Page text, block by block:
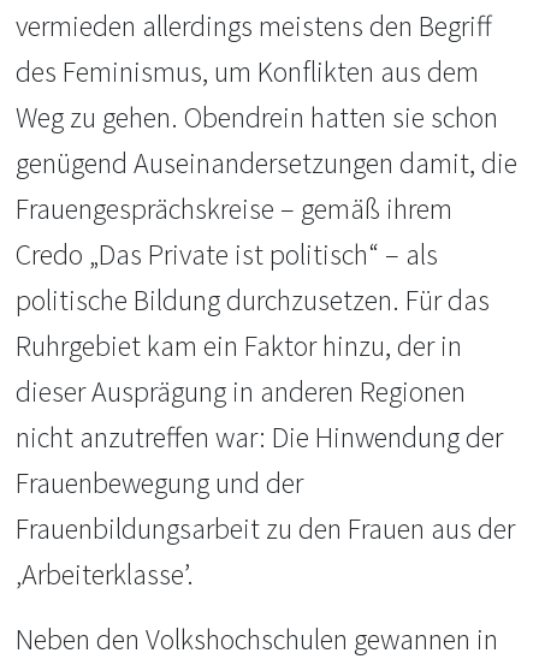
vermieden allerdings meistens den Begriff
des Feminismus, um Konflikten aus dem
Weg zu gehen. Obendrein hatten sie schon
genügend Auseinandersetzungen damit, die
Frauengesprächskreise – gemäß ihrem
Credo „Das Private ist politisch“ – als
politische Bildung durchzusetzen. Für das
Ruhrgebiet kam ein Faktor hinzu, der in
dieser Ausprägung in anderen Regionen
nicht anzutreffen war: Die Hinwendung der
Frauenbewegung und der
Frauenbildungsarbeit zu den Frauen aus der
‚Arbeiterklasse’.
Neben den Volkshochschulen gewannen in